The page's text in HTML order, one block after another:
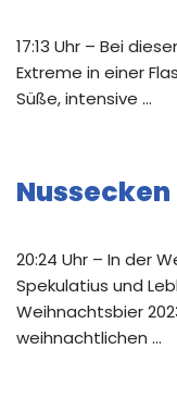
17:13 Uhr – Bei
Extreme in einer
Süße, intensive …
20:24 Uhr – In der
Spekulatius und
Weihnachtsbier
weihnachtlichen …